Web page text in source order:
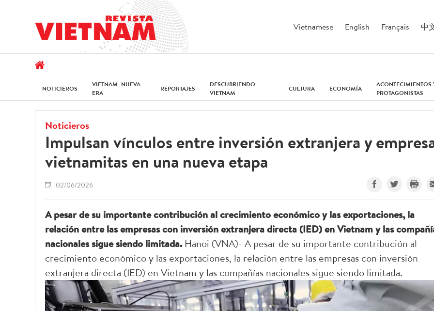
Vietnamese English Français 中
NOTICIEROS
VIETNAM- NUEVA
ERA
REPORTAJES
DESCUBRIENDO
VIETNAM
CULTURA ECONOMÍA
ACONTECIMIENTOS
PROTAGONISTAS
Noticieros
Impulsan vínculos entre inversión extranjera y
vietnamitas en una nueva etapa
02/06/2026
A pesar de su importante contribución al crecimiento económico y las exportaciones, la
relación entre las empresas con inversión extranjera directa (IED) en Vietnam y las
nacionales sigue siendo limitada. Hanoi (VNA)- A pesar de su importante contribución al
crecimiento económico y las exportaciones, la relación entre las empresas con inversión
extranjera directa (IED) en Vietnam y las compañías nacionales sigue siendo limitada.